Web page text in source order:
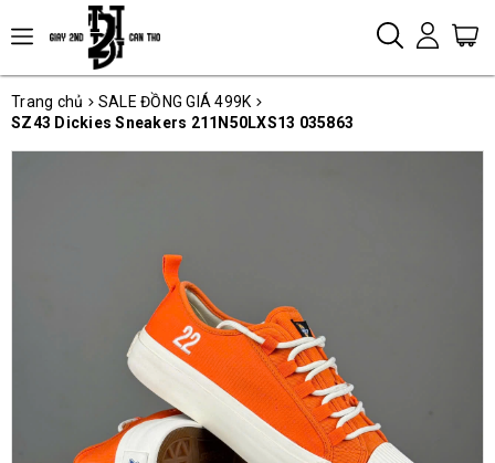
Trang chủ
SALE ĐỒNG GIÁ 499K
SZ43 Dickies Sneakers 211N50LXS13 035863